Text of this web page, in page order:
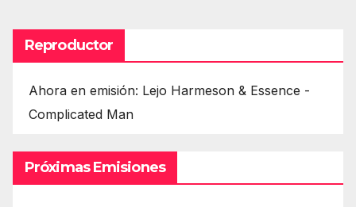
Reproductor
Ahora en emisión: Lejo Harmeson & Essence -
Complicated Man
Próximas Emisiones